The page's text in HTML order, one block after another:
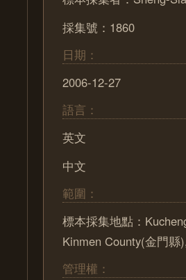
採集號：1860
日期：
2006-12-27
語言：
英文
中文
範圍：
標本採集地點：
Kinmen County(金門
管理權：